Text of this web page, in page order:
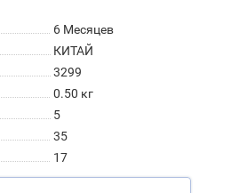
6 Месяцев
КИТАЙ
3299
0.50 кг
5
35
17